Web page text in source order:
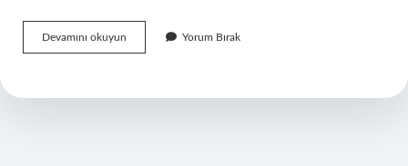
Devamını okuyun Üniversitede
Branş
Yorum Bırak